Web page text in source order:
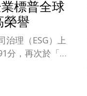
標普全球
榮譽
治理（ESG）上
分，再次於「電
）中脫